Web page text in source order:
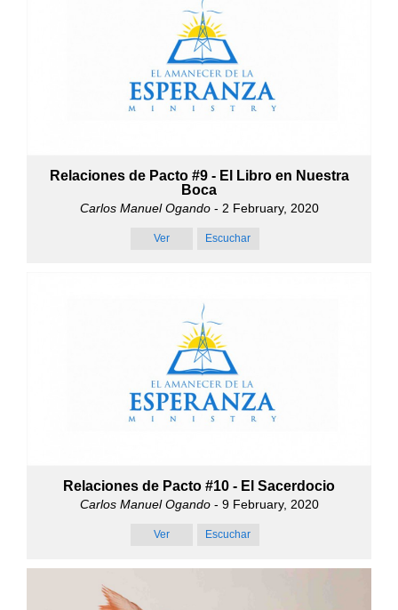
Relaciones de Pacto #9 - El Libro en Nuestra
Boca
Carlos Manuel Ogando- 2 February, 2020
Ver Escuchar
Relaciones de Pacto #10 - El Sacerdocio
Carlos Manuel Ogando- 9 February, 2020
Ver Escuchar